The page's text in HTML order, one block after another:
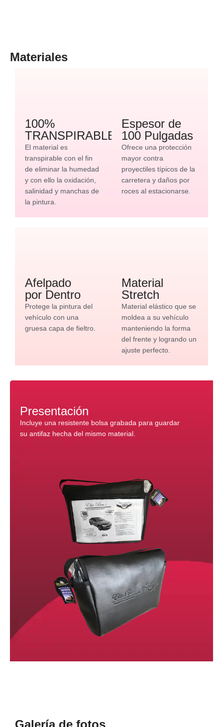
Materiales
100%
TRANSPIRABLE
El material es
transpirable con el fin
de eliminar la humedad
y con ello la oxidación,
salinidad y manchas de
la pintura.
Espesor de
100 Pulgadas
Ofrece una protección
mayor contra
proyectiles típicos de la
carretera y daños por
roces al estacionarse.
Afelpado
por Dentro
Protege la pintura del
vehículo con una
gruesa capa de fieltro.
Material
Stretch
Material elástico que se
moldea a su vehículo
manteniendo la forma
del frente y logrando un
ajuste perfecto.
Presentación
Incluye una resistente bolsa grabada para guardar
su antifaz hecha del mismo material.